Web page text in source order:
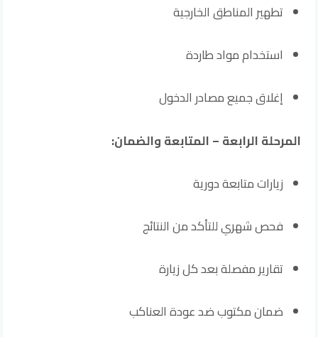
تطهير المناطق الخارجية
استخدام مواد طاردة
إغلاق جميع مصادر الدخول
المرحلة الرابعة – المتابعة والضمان:
زيارات متابعة دورية
فحص شهري للتأكد من النتائج
تقارير مفصلة بعد كل زيارة
ضمان مكتوب ضد عودة العناكب